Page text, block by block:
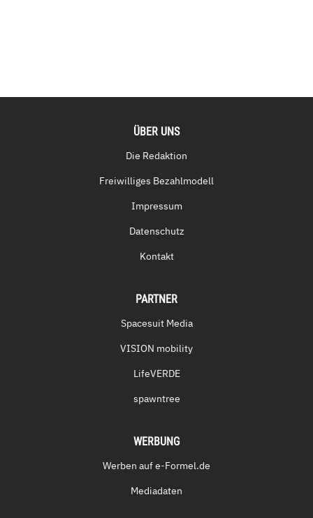
ÜBER UNS
Die Redaktion
Freiwilliges Bezahlmodell
Impressum
Datenschutz
Kontakt
PARTNER
Spacesuit Media
VISION mobility
LifeVERDE
spawntree
WERBUNG
Werben auf e-Formel.de
Mediadaten